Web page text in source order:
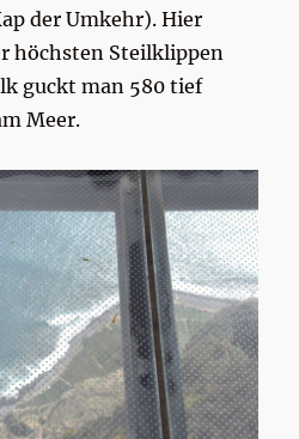
der Umkehr). Hier
höchsten Steilklippen
guckt man 580 tief
Meer.